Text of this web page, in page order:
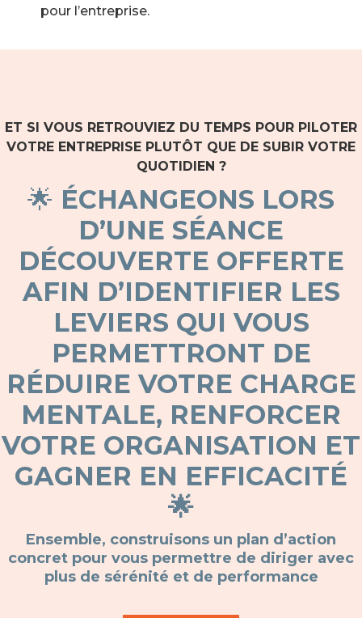
pour l’entreprise.
ET SI VOUS RETROUVIEZ DU TEMPS POUR PILOTER
VOTRE ENTREPRISE PLUTÔT QUE DE SUBIR VOTRE
QUOTIDIEN ?
🌟 ÉCHANGEONS LORS
D’UNE SÉANCE
DÉCOUVERTE OFFERTE
AFIN D’IDENTIFIER LES
LEVIERS QUI VOUS
PERMETTRONT DE
RÉDUIRE VOTRE CHARGE
MENTALE, RENFORCER
VOTRE ORGANISATION ET
GAGNER EN EFFICACITÉ
🌟
Ensemble, construisons un plan d’action
concret pour vous permettre de diriger avec
plus de sérénité et de performance